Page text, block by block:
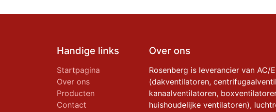
Handige links
Startpagina
Over ons
Producten
Contact
Over ons
Rosenberg is leverancier van AC/
(dakventilatoren,
kanaalventilatoren,
huishoudelijke ventilatoren),